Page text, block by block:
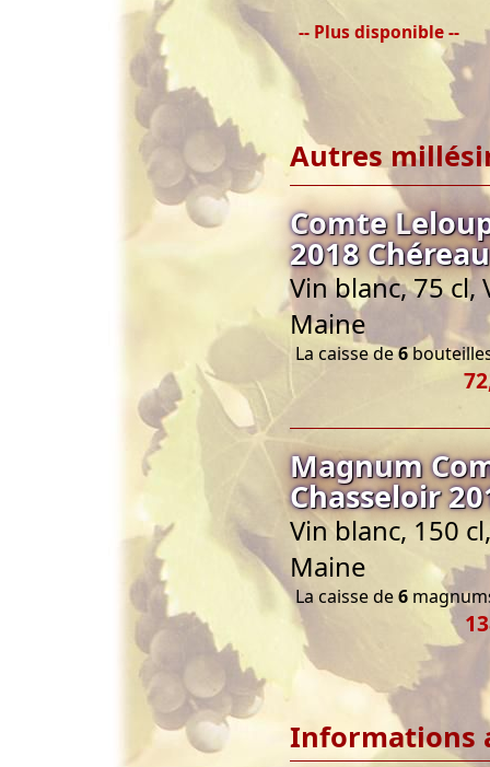
-- Plus disponible --
Autres
Comte
2018
Vin blanc, 75 cl,
Maine
La caisse de6
Magnum
Chasseloir
Vin blanc, 150
Maine
La caisse de6
Informations